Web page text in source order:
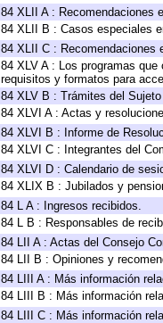
84 XLII A : Recomendaciones
84 XLII B : Casos especiales
84 XLII C : Recomendaciones
84 XLV A : Los programas
requisitos y formatos para
84 XLV B : Trámites del Sujeto
84 XLVI A : Actas y
84 XLVI B : Informe de
84 XLVI C : Integrantes del
84 XLVI D : Calendario de
84 XLIX B : Jubilados y
84 L A : Ingresos recibidos.
84 L B : Responsables de
84 LII A : Actas del Consejo
84 LII B : Opiniones y
84 LIII A : Más información
84 LIII B : Más información
84 LIII C : Más información